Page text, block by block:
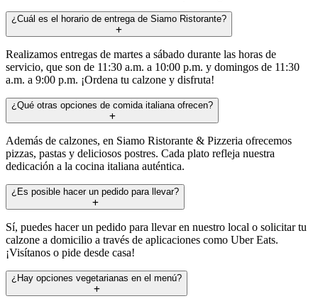
¿Cuál es el horario de entrega de Siamo Ristorante?
Realizamos entregas de martes a sábado durante las horas de
servicio, que son de 11:30 a.m. a 10:00 p.m. y domingos de 11:30
a.m. a 9:00 p.m. ¡Ordena tu calzone y disfruta!
¿Qué otras opciones de comida italiana ofrecen?
Además de calzones, en Siamo Ristorante & Pizzeria ofrecemos
pizzas, pastas y deliciosos postres. Cada plato refleja nuestra
dedicación a la cocina italiana auténtica.
¿Es posible hacer un pedido para llevar?
Sí, puedes hacer un pedido para llevar en nuestro local o solicitar tu
calzone a domicilio a través de aplicaciones como Uber Eats.
¡Visítanos o pide desde casa!
¿Hay opciones vegetarianas en el menú?